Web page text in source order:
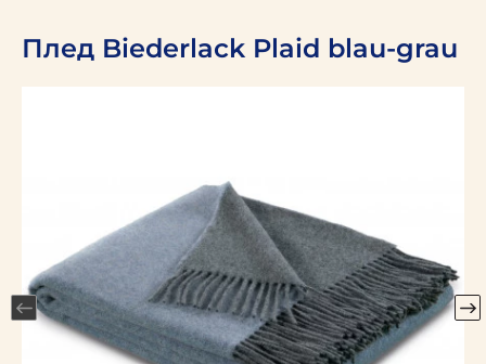
Плед Biederlack Plaid blau-grau